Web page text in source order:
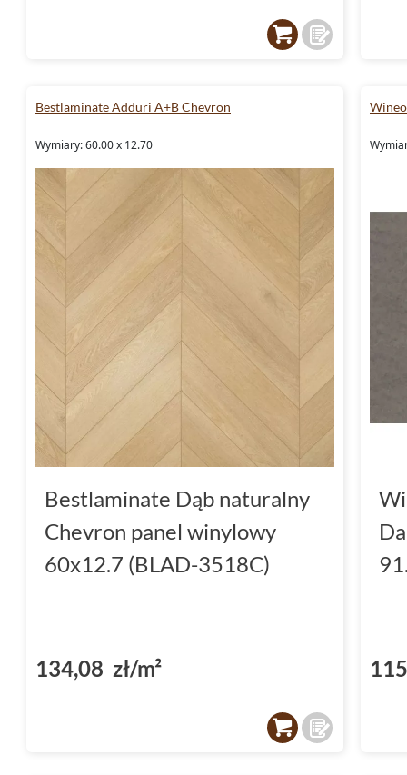
Bestlaminate Adduri A+B Chevron
Wymiary: 60.00 x 12.70
Bestlaminate Dąb naturalny
Chevron panel winylowy
60x12.7 (BLAD-3518C)
134,08 zł/m²